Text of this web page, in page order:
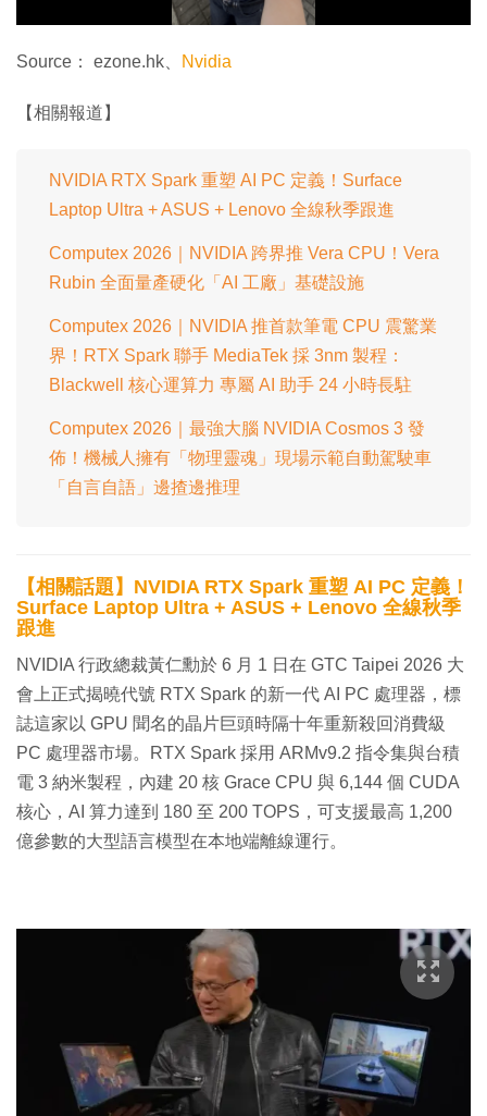
影
Source： ezone.hk、 Nvidia
【相關報道】
NVIDIA RTX Spark 重塑 AI PC 定義！Surface
Laptop Ultra + ASUS + Lenovo 全線秋季跟進
Computex 2026｜NVIDIA 跨界推 Vera CPU！Vera
Rubin 全面量產硬化「AI 工廠」基礎設施
Computex 2026｜NVIDIA 推首款筆電 CPU 震驚業
界！RTX Spark 聯手 MediaTek 採 3nm 製程：
Blackwell 核心運算力 專屬 AI 助手 24 小時長駐
Computex 2026｜最強大腦 NVIDIA Cosmos 3 發
佈！機械人擁有「物理靈魂」現場示範自動駕駛車
「自言自語」邊揸邊推理
【相關話題】NVIDIA RTX Spark 重塑 AI PC 定義！
Surface Laptop Ultra + ASUS + Lenovo 全線秋季
跟進
NVIDIA 行政總裁黃仁勳於 6 月 1 日在 GTC Taipei 2026 大
會上正式揭曉代號 RTX Spark 的新一代 AI PC 處理器，標
誌這家以 GPU 聞名的晶片巨頭時隔十年重新殺回消費級
PC 處理器市場。RTX Spark 採用 ARMv9.2 指令集與台積
電 3 納米製程，內建 20 核 Grace CPU 與 6,144 個 CUDA
核心，AI 算力達到 180 至 200 TOPS，可支援最高 1,200
億參數的大型語言模型在本地端離線運行。